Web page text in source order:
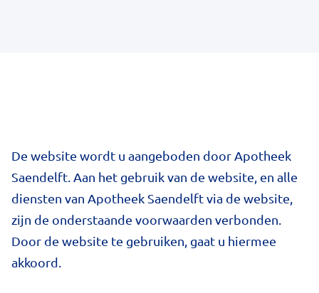
De website wordt u aangeboden door Apotheek
Saendelft. Aan het gebruik van de website, en alle
diensten van Apotheek Saendelft via de website,
zijn de onderstaande voorwaarden verbonden.
Door de website te gebruiken, gaat u hiermee
akkoord.